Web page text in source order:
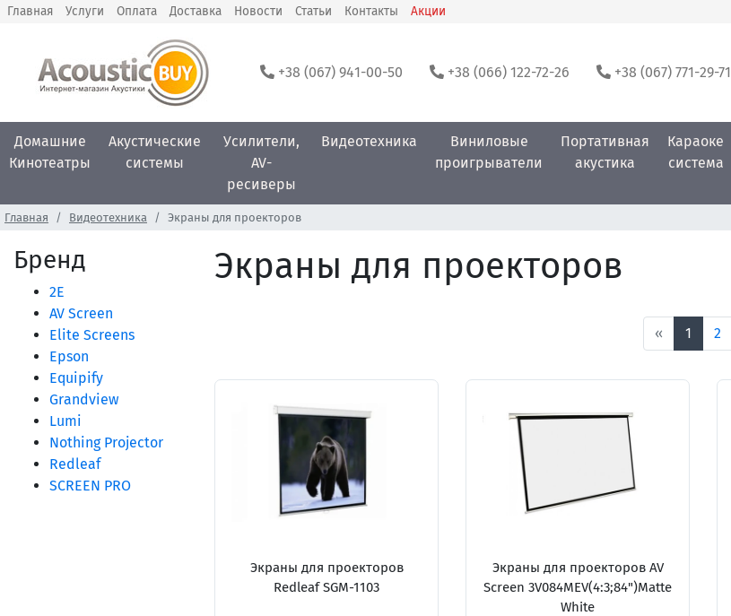
Главная Услуги Оплата Доставка Новости Статьи Контакты Акции
+38 (067) 941-00-50 +38 (066) 122-72-26 +38 (067) 771-29-71
Домашние
Кинотеатры
Акустические
системы
Усилители,
AV-
ресиверы
Видеотехника
Виниловые
проигрыватели
Портативная
акустика
Караоке
система
Главная Видеотехника Экраны для проекторов
Бренд
2E
AV Screen
Elite Screens
Epson
Equipify
Grandview
Lumi
Nothing Projector
Redleaf
SCREEN PRO
Экраны для проекторов
«
1 2
Экраны для проекторов
Redleaf SGM-1103
Экраны для проекторов AV
Screen 3V084MEV(4:3;84")Matte
White